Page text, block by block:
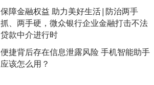
保障金融权益 助力美好生活|防治两手
抓、两手硬，微众银行企业金融打击不法
贷款中介进行时
便捷背后存在信息泄露风险 手机智能助手
应该怎么用？